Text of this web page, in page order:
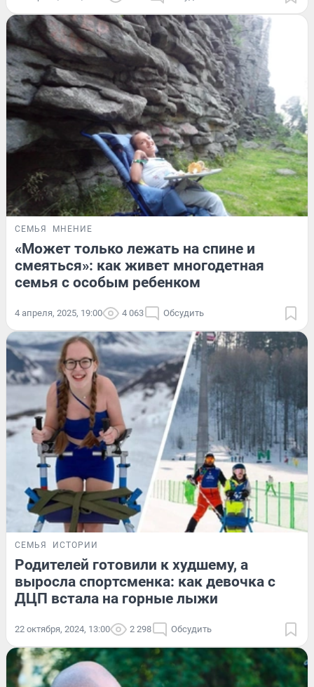
СЕМЬЯ МНЕНИЕ
«Может только лежать на спине и
смеяться»: как живет многодетная
семья с особым ребенком
4 апреля, 2025, 19:00 4 063 Обсудить
СЕМЬЯ ИСТОРИИ
Родителей готовили к худшему, а
выросла спортсменка: как девочка с
ДЦП встала на горные лыжи
22 октября, 2024, 13:00 2 298 Обсудить